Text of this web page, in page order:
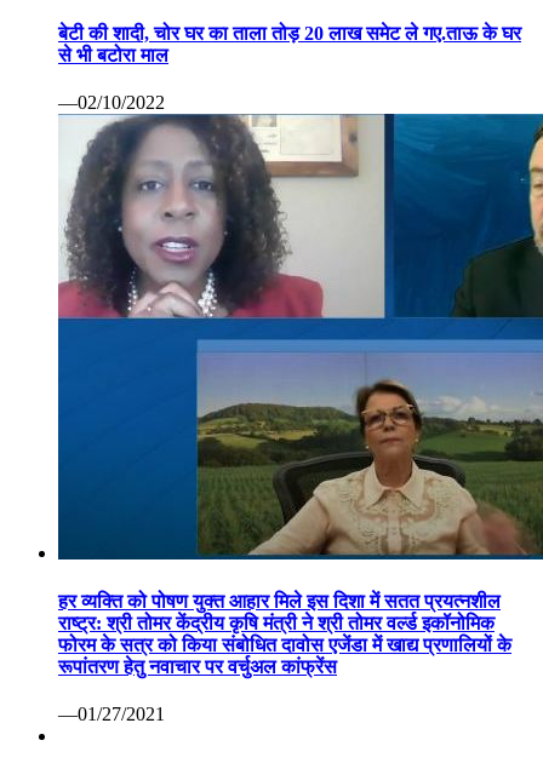
बेटी की शादी, चोर घर का ताला तोड़ 20 लाख समेट ले गए.ताऊ के घर
से भी बटोरा माल
—02/10/2022
हर व्यक्ति को पोषण युक्त आहार मिले इस दिशा में सतत प्रयत्नशील
राष्ट्र: श्री तोमर केंद्रीय कृषि मंत्री ने श्री तोमर वर्ल्ड इकॉनोमिक
फोरम के सत्र को किया संबोधित दावोस एजेंडा में खाद्य प्रणालियों के
रूपांतरण हेतु नवाचार पर वर्चुअल कांफ्रेंस
—01/27/2021